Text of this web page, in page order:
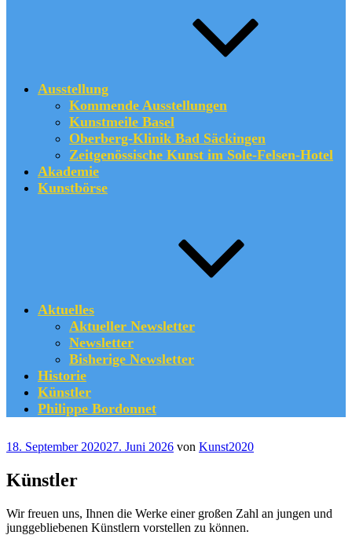
Ausstellung
Kommende Ausstellungen
Kunstmeile Basel
Oberberg-Klinik Bad Säckingen
Zeitgenössische Kunst im Sole-Felsen-Hotel
Akademie
Kunstbörse
Aktuelles
Aktueller Newsletter
Newsletter
Bisherige Newsletter
Historie
Künstler
Philippe Bordonnet
Veröffentlicht
18. September 202027. Juni 2026 von Kunst2020
Künstler
Wir freuen uns, Ihnen die Werke einer großen Zahl an jungen und
junggebliebenen Künstlern vorstellen zu können.